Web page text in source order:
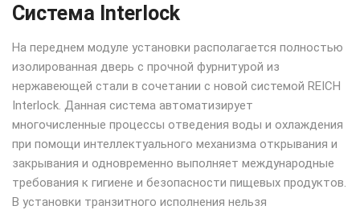
Система Interlock
На переднем модуле установки располагается полностью
изолированная дверь с прочной фурнитурой из
нержавеющей стали в сочетании с новой системой REICH
Interlock. Данная система автоматизирует
многочисленные процессы отведения воды и охлаждения
при помощи интеллектуального механизма открывания и
закрывания и одновременно выполняет международные
требования к гигиене и безопасности пищевых продуктов.
В установки транзитного исполнения нельзя